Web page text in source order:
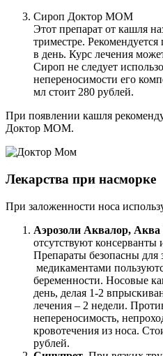
Сироп Доктор МОМ
Этот препарат от кашля
триместре.
в день. Курс лечения
Сироп не следует
непереносимости его
мл стоит 280 рублей.
При появлении кашля
Доктор МОМ.
Лекарства при насморке
При заложенности носа
Аэрозоли Аквалор,
отсутствуют
Препараты безопасны
медикаментами
беременности. Носовые
день, делая 1-2
лечения – 2 недели.
непереносимость,
кровотечения из носа.
рублей.